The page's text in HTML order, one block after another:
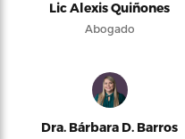
Lic Alexis Quiñones
Abogado
Dra. Bárbara D. Barros